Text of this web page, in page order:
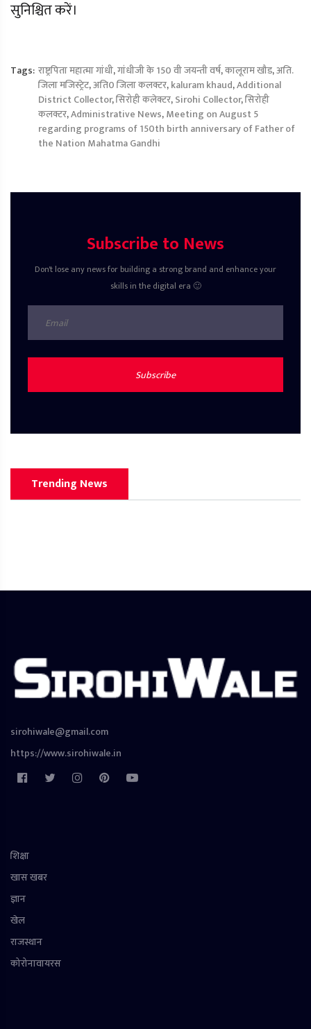
सुनिश्चित करें।
Tags: राष्ट्रपिता महात्मा गांधी,गांधीजी के 150 वी जयन्ती वर्ष,कालूराम खौड,अति.
जिला मजिस्ट्रेट,अति0 जिला कलक्टर,kaluram khaud,Additional
District Collector,सिरोही कलेक्टर,Sirohi Collector,सिरोही
कलक्टर,Administrative News,Meeting on August 5
regarding programs of 150th birth anniversary of Father of
the Nation Mahatma Gandhi
Subscribe to News
Don't lose any news for building a strong brand and enhance your
skills in the digital era 🙂
Subscribe
Trending News
sirohiwale@gmail.com
https://www.sirohiwale.in
शिक्षा
खास खबर
ज्ञान
खेल
राजस्थान
कोरोनावायरस